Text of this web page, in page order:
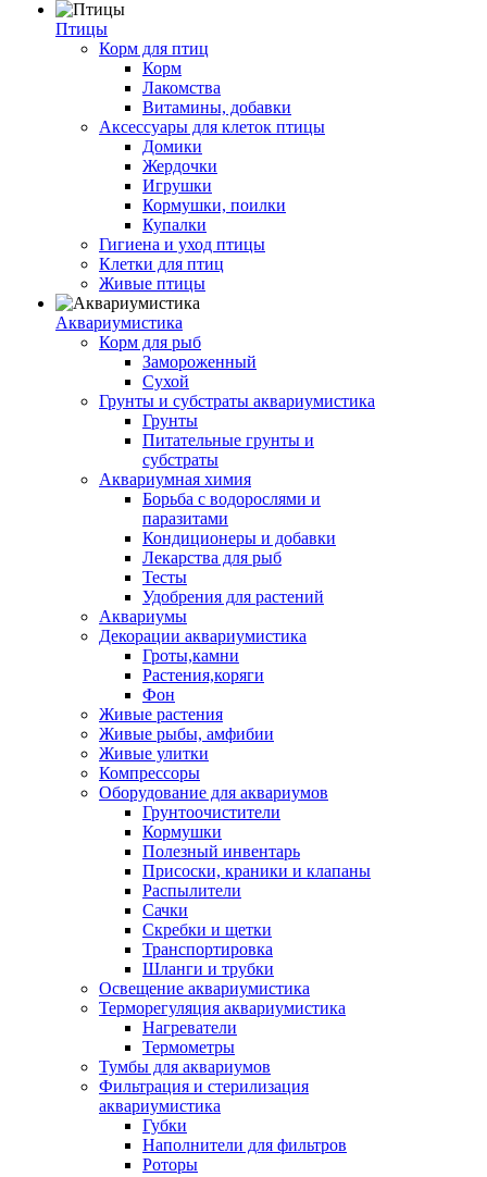
Птицы
Корм для птиц
Корм
Лакомства
Витамины, добавки
Аксессуары для клеток птицы
Домики
Жердочки
Игрушки
Кормушки, поилки
Купалки
Гигиена и уход птицы
Клетки для птиц
Живые птицы
Аквариумистика
Корм для рыб
Замороженный
Сухой
Грунты и субстраты аквариумистика
Грунты
Питательные грунты и
субстраты
Аквариумная химия
Борьба с водорослями и
паразитами
Кондиционеры и добавки
Лекарства для рыб
Тесты
Удобрения для растений
Аквариумы
Декорации аквариумистика
Гроты,камни
Растения,коряги
Фон
Живые растения
Живые рыбы, амфибии
Живые улитки
Компрессоры
Оборудование для аквариумов
Грунтоочистители
Кормушки
Полезный инвентарь
Присоски, краники и клапаны
Распылители
Сачки
Скребки и щетки
Транспортировка
Шланги и трубки
Освещение аквариумистика
Терморегуляция аквариумистика
Нагреватели
Термометры
Тумбы для аквариумов
Фильтрация и стерилизация
аквариумистика
Губки
Наполнители для фильтров
Роторы